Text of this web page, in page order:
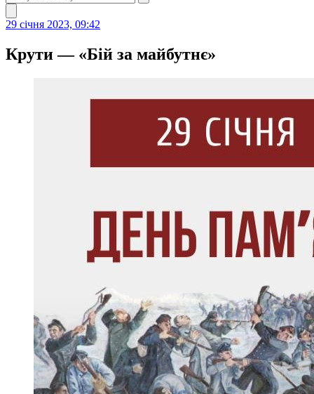
29 січня 2023, 09:42
Крути — «Бій за майбутнє»